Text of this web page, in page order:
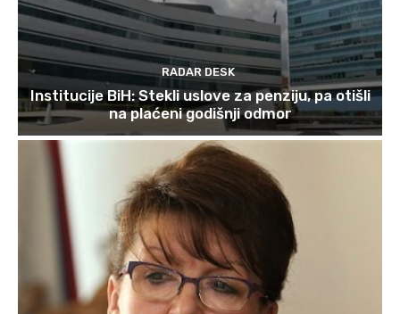
RADAR DESK
Institucije BiH: Stekli uslove za penziju, pa otišli
na plaćeni godišnji odmor